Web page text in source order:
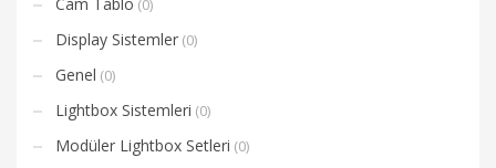
Display Sistemler (0)
Genel (0)
Lightbox Sistemleri (0)
Modüler Lightbox Setleri (0)